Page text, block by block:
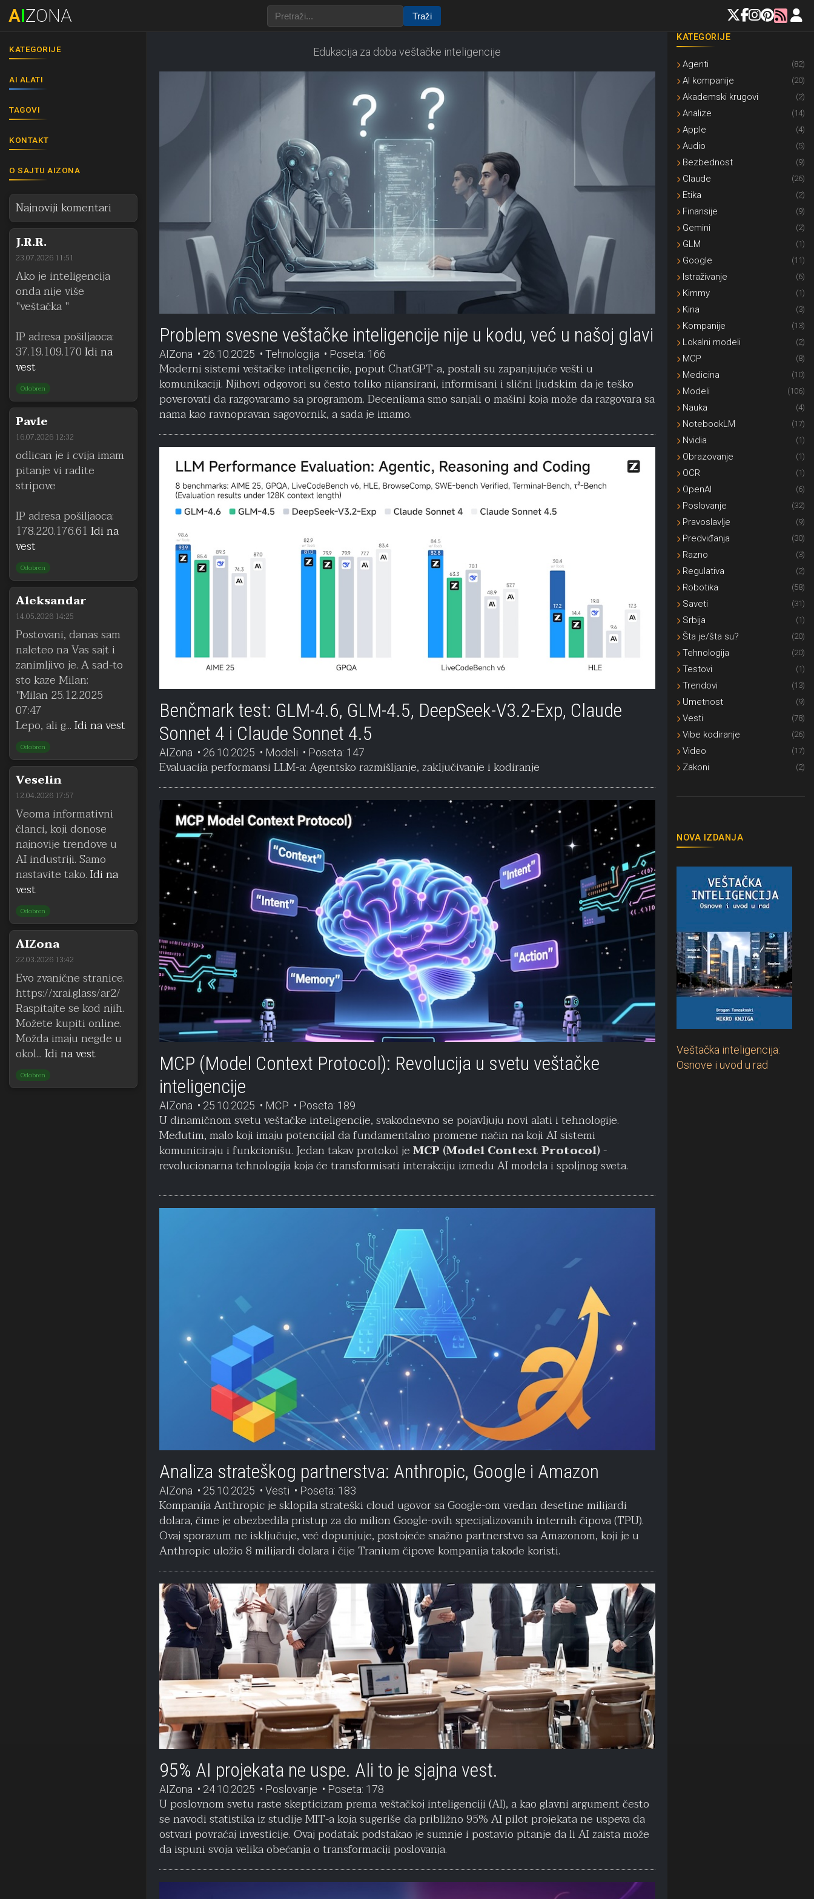
AIZONA Traži
KATEGORIJE
AI ALATI
TAGOVI
KONTAKT
O SAJTU AIZONA
Najnoviji komentari
J.R.R.
23.07.2026 11:51
Ako je inteligencija
onda nije više
"veštačka "
IP adresa pošiljaoca:
37.19.109.170Idi na
vest
Odobren
Pavle
16.07.2026 12:32
odlican je i cvija imam
pitanje vi radite
stripove
IP adresa pošiljaoca:
178.220.176.61 Idi na
vest
Odobren
Aleksandar
14.05.2026 14:25
Postovani, danas sam
naleteo na Vas sajt i
zanimljivo je. A sad-to
sto kaze Milan:
"Milan 25.12.2025
07:47
Lepo, ali g...Idi na vest
Odobren
Veselin
12.04.2026 17:57
Veoma informativni
članci, koji donose
najnovije trendove u
AI industriji. Samo
nastavite tako.Idi na
vest
Odobren
AIZona
22.03.2026 13:42
Evo zvanične stranice.
https://xrai.glass/ar2/
Raspitajte se kod njih.
Možete kupiti online.
Možda imaju negde u
okol...Idi na vest
Odobren
Edukacija za doba veštačke inteligencije
Problem svesne veštačke inteligencije nije u kodu, već u našoj glavi
AIZona 26.10.2025 Tehnologija Poseta: 166
Moderni sistemi veštačke inteligencije, poput ChatGPT-a, postali su zapanjujuće vešti u
komunikaciji. Njihovi odgovori su često toliko nijansirani, informisani i slični ljudskim da je teško
poverovati da razgovaramo sa programom. Decenijama smo sanjali o mašini koja može da razgovara sa
nama kao ravnopravan sagovornik, a sada je imamo.
Benčmark test: GLM-4.6, GLM-4.5, DeepSeek-V3.2-Exp, Claude
Sonnet 4 i Claude Sonnet 4.5
AIZona 26.10.2025 Modeli Poseta: 147
Evaluacija performansi LLM-a: Agentsko razmišljanje, zaključivanje i kodiranje
MCP (Model Context Protocol): Revolucija u svetu veštačke
inteligencije
AIZona 25.10.2025 MCP Poseta: 189
U dinamičnom svetu veštačke inteligencije, svakodnevno se pojavljuju novi alati i tehnologije.
Međutim, malo koji imaju potencijal da fundamentalno promene način na koji AI sistemi
komuniciraju i funkcionišu. Jedan takav protokol jeMCP (Model Context Protocol)-
revolucionarna tehnologija koja će transformisati interakciju između AI modela i spoljnog sveta.
Analiza strateškog partnerstva: Anthropic, Google i Amazon
AIZona 25.10.2025 Vesti Poseta: 183
Kompanija Anthropic je sklopila strateški cloud ugovor sa Google-om vredan desetine milijardi
dolara, čime je obezbedila pristup za do milion Google-ovih specijalizovanih internih čipova (TPU).
Ovaj sporazum ne isključuje, već dopunjuje, postojeće snažno partnerstvo sa Amazonom, koji je u
Anthropic uložio 8 milijardi dolara i čije Tranium čipove kompanija takođe koristi.
95% AI projekata ne uspe. Ali to je sjajna vest.
AIZona 24.10.2025 Poslovanje Poseta: 178
U poslovnom svetu raste skepticizam prema veštačkoj inteligenciji (AI), a kao glavni argument često
se navodi statistika iz studije MIT-a koja sugeriše da približno 95% AI pilot projekata ne uspeva da
ostvari povraćaj investicije. Ovaj podatak podstakao je sumnje i postavio pitanje da li AI zaista može
da ispuni svoja velika obećanja o transformaciji poslovanja.
KATEGORIJE
Agenti (82)
AI kompanije (20)
Akademski krugovi (2)
Analize (14)
Apple (4)
Audio (5)
Bezbednost (9)
Claude (26)
Etika (2)
Finansije (9)
Gemini (2)
GLM (1)
Google (11)
Istraživanje (6)
Kimmy (1)
Kina (3)
Kompanije (13)
Lokalni modeli (2)
MCP (8)
Medicina (10)
Modeli (106)
Nauka (4)
NotebookLM (17)
Nvidia (1)
Obrazovanje (1)
OCR (1)
OpenAI (6)
Poslovanje (32)
Pravoslavlje (9)
Predviđanja (30)
Razno (3)
Regulativa (2)
Robotika (58)
Saveti (31)
Srbija (1)
Šta je/šta su? (20)
Tehnologija (20)
Testovi (1)
Trendovi (13)
Umetnost (9)
Vesti (78)
Vibe kodiranje (26)
Video (17)
Zakoni (2)
NOVA IZDANJA
Veštačka inteligencija:
Osnove i uvod u rad